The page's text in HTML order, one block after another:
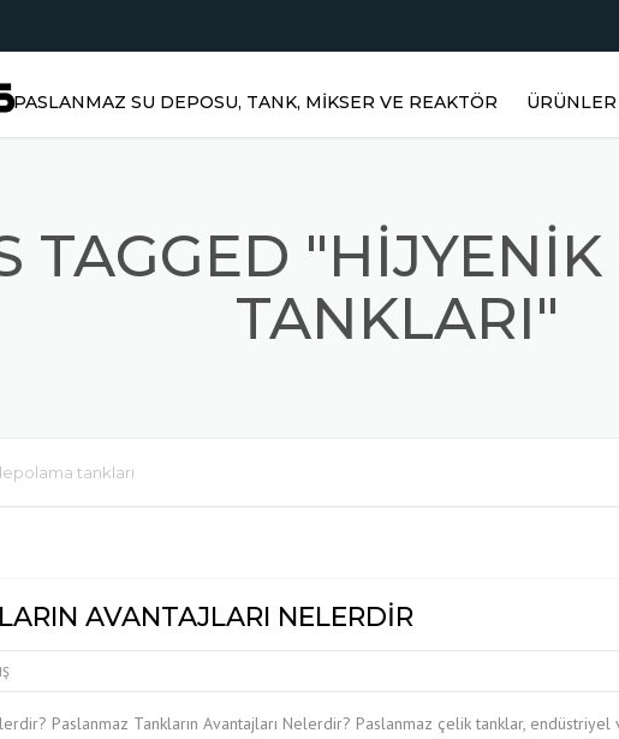
PASLANMAZ SU DEPOSU, TANK, MIKSER VE REAKTÖR ÜRÜNLER
DIKEY
TAGGED
TANKLARI"
tankları
AVANTAJLARI NELERDIR
Paslanmaz Tankların Avantajları Nelerdir? Paslanmaz çelik tanklar,